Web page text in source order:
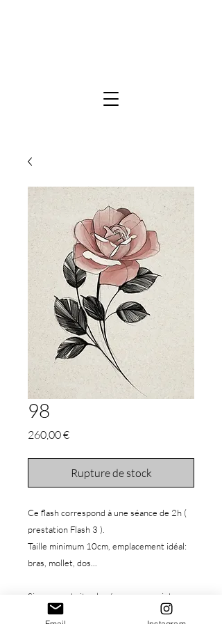
98
260,00 €Prix
Rupture de stock
Ce flash correspond à une séance de 2h (
prestation Flash 3 ).
Taille minimum 10cm, emplacement idéal:
bras, mollet, dos...
Si vous souhaitez le réserver, merci de
procéder à l'achat de celui-ci, vous pouvez